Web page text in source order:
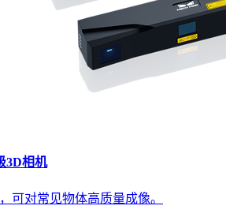
3D相机
可对常见物体高质量成像。